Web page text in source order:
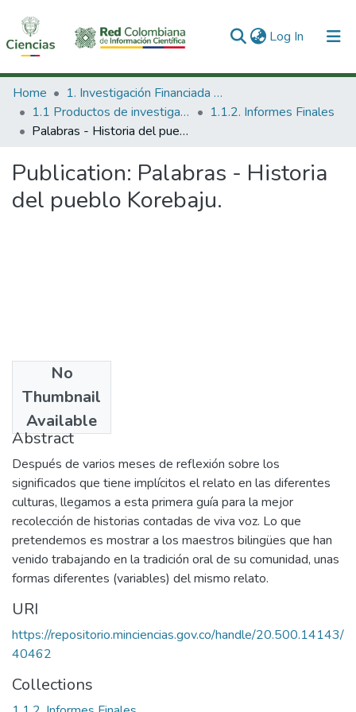
Log In (current)
Communities & Collections
All of DSpace
Home
1. Investigación Financiada con Recursos Públicos
1.1 Productos de investigación
1.1.2. Informes Finales
Palabras - Historia del pueblo Korebaju.
Publication: Palabras - Historia
del pueblo Korebaju.
No
Thumbnail
Available
1989
Abstract
Después de varios meses de reflexión sobre los
significados que tiene implícitos el relato en las diferentes
culturas, llegamos a esta primera guía para la mejor
recolección de historias contadas de viva voz. Lo que
pretendemos es mostrar a los maestros bilingües que han
venido trabajando en la tradición oral de su comunidad, unas
formas diferentes (variables) del mismo relato.
URI
https://repositorio.minciencias.gov.co/handle/20.500.14143/
40462
Collections